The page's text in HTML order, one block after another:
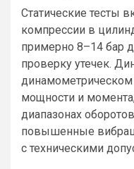
Статические тесты
компрессии в
примерно 8–14 бар
проверку утечек.
мощности и
диапазонах
повышенные
с техническими